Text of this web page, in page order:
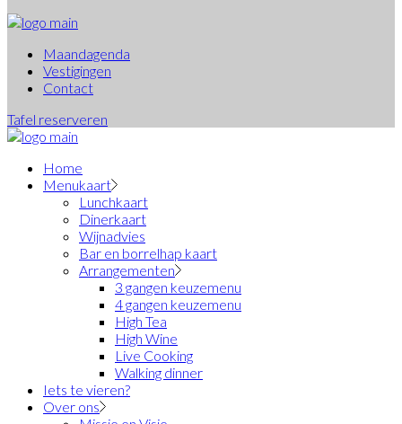
Maandagenda
Vestigingen
Contact
Tafel reserveren
Home
Menukaart
Lunchkaart
Dinerkaart
Wijnadvies
Bar en borrelhap kaart
Arrangementen
3 gangen keuzemenu
4 gangen keuzemenu
High Tea
High Wine
Live Cooking
Walking dinner
Iets te vieren?
Over ons